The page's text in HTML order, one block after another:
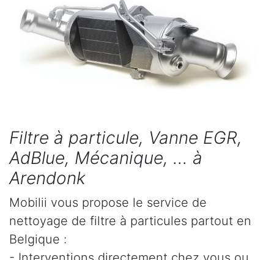
Filtre à particule, Vanne EGR,
AdBlue, Mécanique, ... à
Arendonk
Mobilii vous propose le service de
nettoyage de filtre à particules partout en
Belgique :